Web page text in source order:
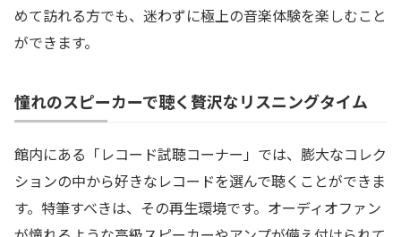
めて訪れる方でも、迷わずに極上の音楽体験を楽しむこと
ができます。
憧れのスピーカーで聴く贅沢なリスニングタイム
館内にある「レコード試聴コーナー」では、膨大なコレク
ションの中から好きなレコードを選んで聴くことができま
す。特筆すべきは、その再生環境です。オーディオファン